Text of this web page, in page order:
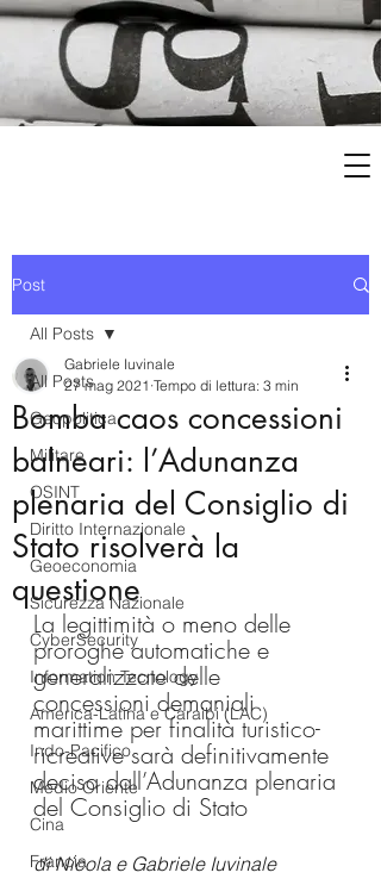
Post
All Posts
Geopolitica
Militare
OSINT
Diritto Internazionale
Geoeconomia
Sicurezza Nazionale
CyberSecurity
Information Tecnology
America-Latina e Caraibi (LAC)
Indo-Pacifico
Medio Oriente
Cina
Francia
All Posts
Bomba caos concessioni
balneari: l’Adunanza
plenaria del Consiglio di
Stato risolverà la
questione
Gabriele Iuvinale
27 mag 2021 Tempo di lettura: 3 min
La legittimità o meno delle
proroghe automatiche e
generalizzate delle
concessioni demaniali
marittime per finalità turistico-
ricreative sarà definitivamente
decisa dall’Adunanza plenaria
del Consiglio di Stato
di Nicola e Gabriele Iuvinale